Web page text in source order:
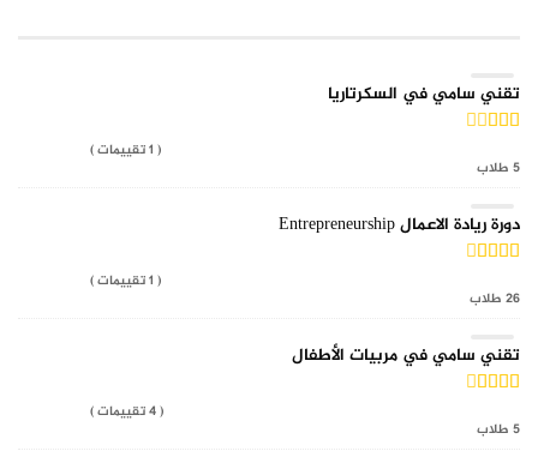
تقني سامي في السكرتاريا
( 1 تقييمات )
5 طلاب
دورة ريادة الاعمال Entrepreneurship
( 1 تقييمات )
26 طلاب
تقني سامي في مربيات الأطفال
( 4 تقييمات )
5 طلاب